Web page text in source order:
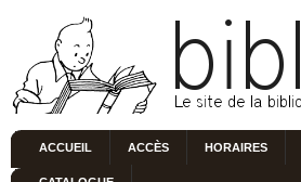
ACCUEIL ACCÈS HORAIRES